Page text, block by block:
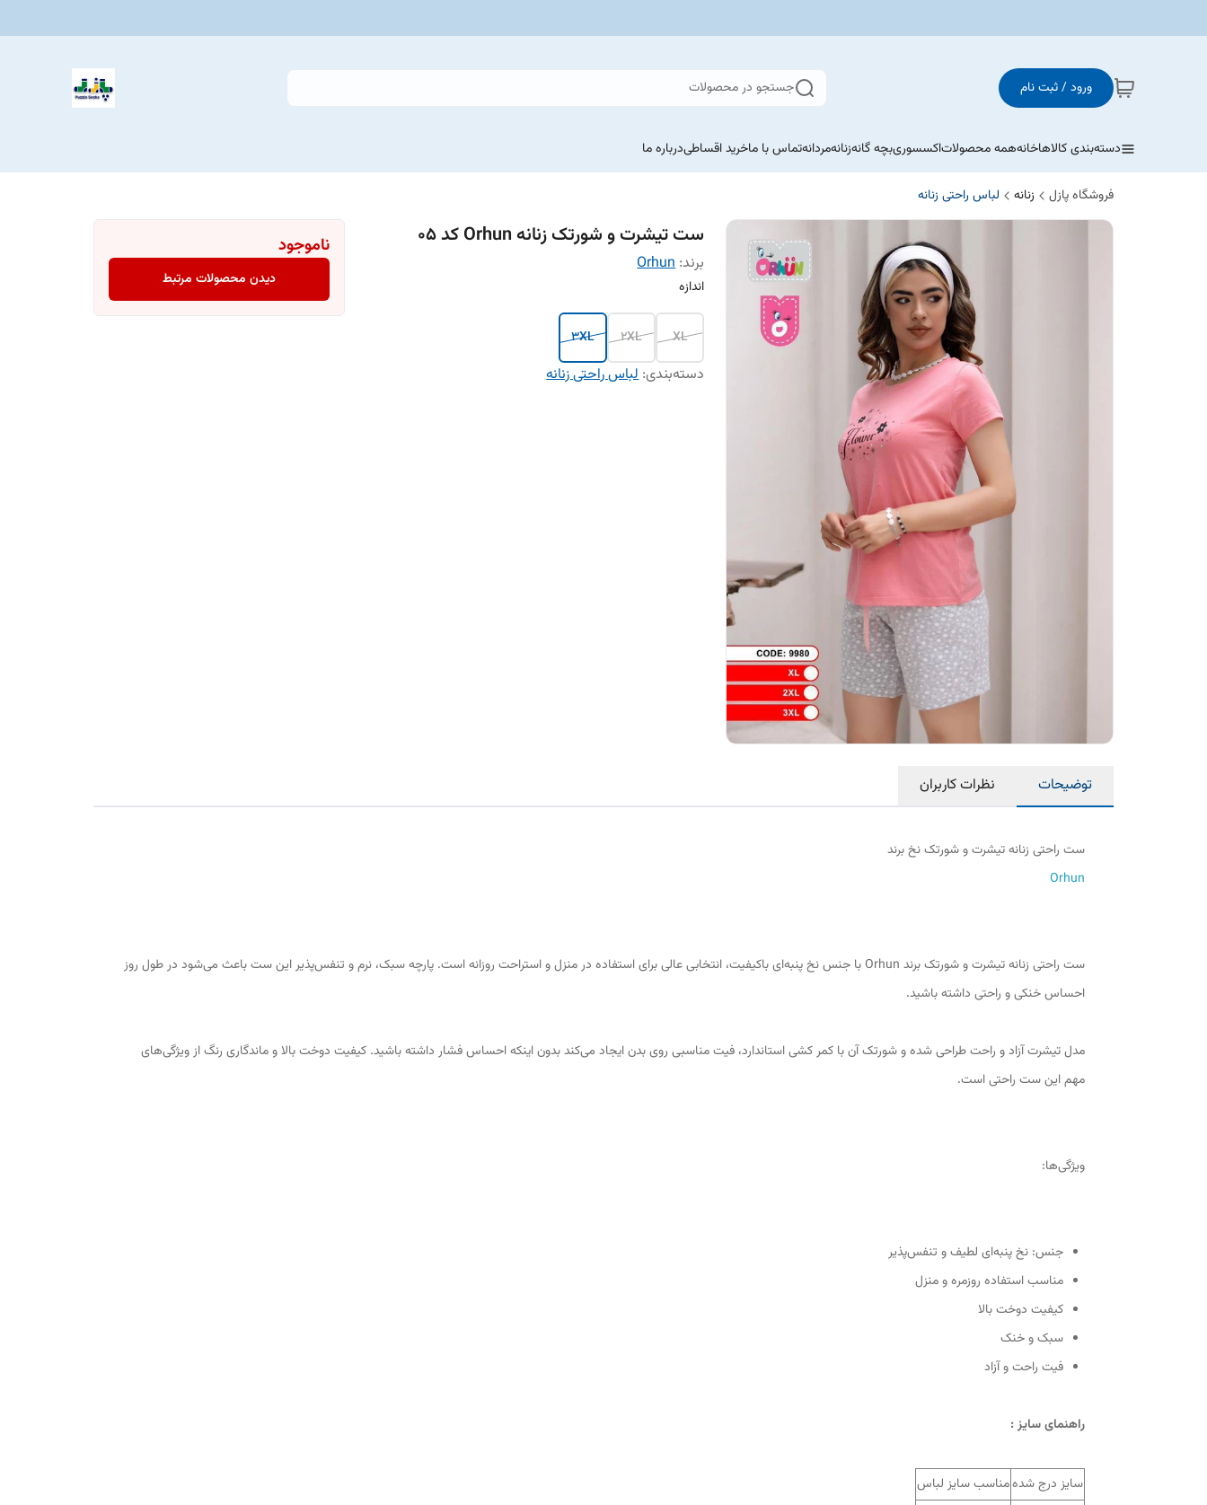
ورود / ثبت نام جستجو در محصولات
دسته‌بندی کالاهاخانههمه محصولاتاکسسوریبچه گانهزنانهمردانهتماس با ماخرید اقساطیدرباره ما
فروشگاه پازل زنانه لباس راحتی زنانه
ست تیشرت و شورتک زنانه Orhun کد ۰۵
برند:Orhun
اندازه
XL
2XL
3XL
دسته‌بندی:لباس راحتی زنانه
ناموجود
دیدن محصولات مرتبط
توضیحات نظرات کاربران
ست راحتی زنانه تیشرت و شورتک نخ برند
Orhun
ست راحتی زنانه تیشرت و شورتک برند Orhun با جنس نخ پنبه‌ای باکیفیت، انتخابی عالی برای استفاده در منزل و استراحت روزانه است. پارچه سبک، نرم و تنفس‌پذیر این ست باعث می‌شود در طول روز
احساس خنکی و راحتی داشته باشید.
مدل تیشرت آزاد و راحت طراحی شده و شورتک آن با کمر کشی استاندارد، فیت مناسبی روی بدن ایجاد می‌کند بدون اینکه احساس فشار داشته باشید. کیفیت دوخت بالا و ماندگاری رنگ از ویژگی‌های
مهم این ست راحتی است.
ویژگی‌ها:
جنس: نخ پنبه‌ای لطیف و تنفس‌پذیر
مناسب استفاده روزمره و منزل
کیفیت دوخت بالا
سبک و خنک
فیت راحت و آزاد
راهنمای سایز :
سایز درج شدهمناسب سایز لباس